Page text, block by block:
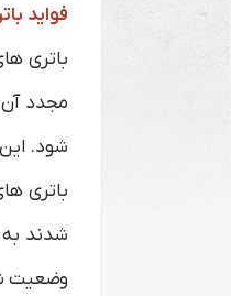
فواید
باتری
مجدد آن
شود. این
وضعیت